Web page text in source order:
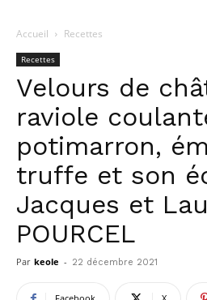
Accueil Recettes
Recettes
Velours de
raviole
potimarron,
truffe et son
Jacques et
POURCEL
Par keole - 22 décembre 2021